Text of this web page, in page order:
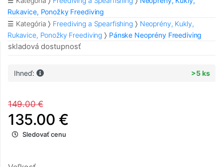
Rukavice, Ponožky Freediving
☰ Kategória
Freediving a Spearfishing
Neoprény, Kukly,
Rukavice, Ponožky Freediving
Pánske Neoprény Freediving
skladová dostupnosť
Ihneď: >5 ks
149.00 €
135.00 €
Sledovať cenu